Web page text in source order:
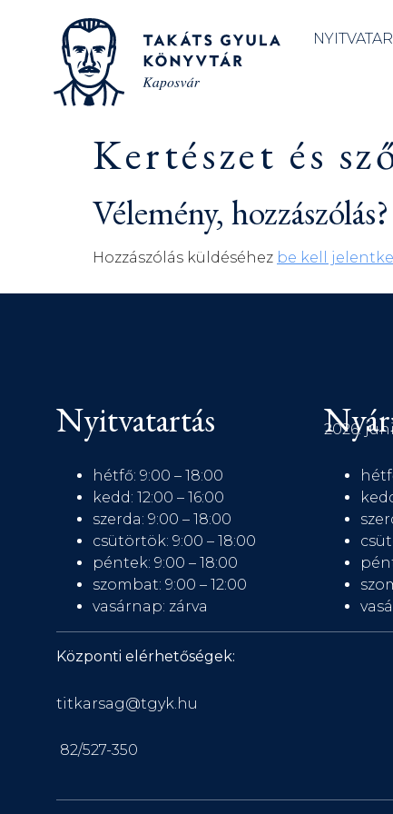
Kertészet és
Vélemény, hozzászólás?
Hozzászólás küldéséhez be kell
Nyitvatartás
hétfő: 9:00 – 18:00
kedd: 12:00 – 16:00
szerda: 9:00 – 18:00
csütörtök: 9:00 – 18:00
péntek: 9:00 – 18:00
szombat: 9:00 – 12:00
vasárnap: zárva
2026.
Központi elérhetőségek:
titkarsag@tgyk.hu
82/527-350